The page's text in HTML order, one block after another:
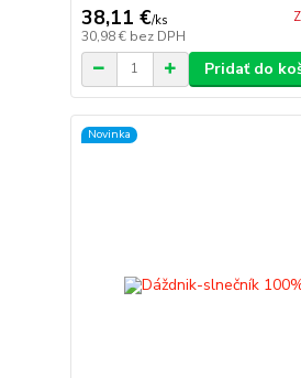
38,11 €/ks
30,98 € bez DPH
Pridať do
Novinka